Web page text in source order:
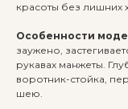
красоты без лишних
Особенности
заужено,
рукавах манжеты.
воротник-стойка,
шею.